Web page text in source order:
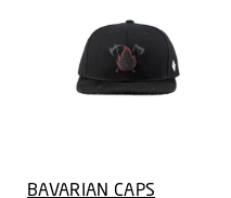
BAVARIAN CAPS